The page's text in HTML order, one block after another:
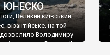
ЮНЕСКО
Великий київський
візантійське, на той
дозволило Володимиру
імператору Василю ІІ,